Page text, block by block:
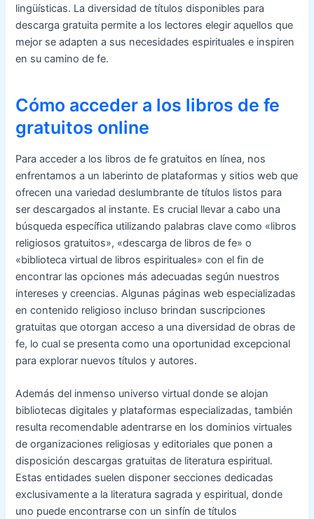
lingüísticas. La diversidad de títulos disponibles para
descarga gratuita permite a los lectores elegir aquellos que
mejor se adapten a sus necesidades espirituales e inspiren
en su camino de fe.
Cómo acceder a los libros de fe
gratuitos online
Para acceder a los libros de fe gratuitos en línea, nos
enfrentamos a un laberinto de plataformas y sitios web que
ofrecen una variedad deslumbrante de títulos listos para
ser descargados al instante. Es crucial llevar a cabo una
búsqueda específica utilizando palabras clave como «libros
religiosos gratuitos», «descarga de libros de fe» o
«biblioteca virtual de libros espirituales» con el fin de
encontrar las opciones más adecuadas según nuestros
intereses y creencias. Algunas páginas web especializadas
en contenido religioso incluso brindan suscripciones
gratuitas que otorgan acceso a una diversidad de obras de
fe, lo cual se presenta como una oportunidad excepcional
para explorar nuevos títulos y autores.
Además del inmenso universo virtual donde se alojan
bibliotecas digitales y plataformas especializadas, también
resulta recomendable adentrarse en los dominios virtuales
de organizaciones religiosas y editoriales que ponen a
disposición descargas gratuitas de literatura espiritual.
Estas entidades suelen disponer secciones dedicadas
exclusivamente a la literatura sagrada y espiritual, donde
uno puede encontrarse con un sinfín de títulos